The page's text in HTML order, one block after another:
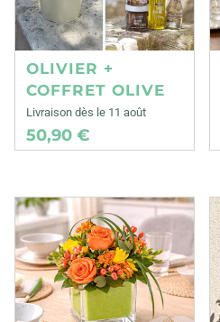
OLIVIER +
COFFRET OLIVE
Livraison dès le 11 août
50,90 €